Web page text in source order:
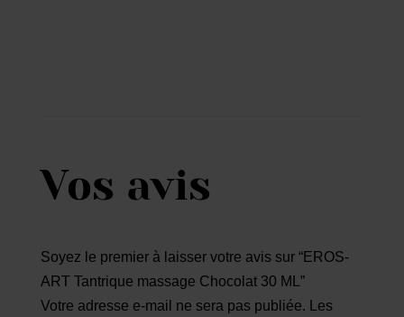
Vos avis
Soyez le premier à laisser votre avis sur “EROS-
ART Tantrique massage Chocolat 30 ML”
Votre adresse e-mail ne sera pas publiée.
Les